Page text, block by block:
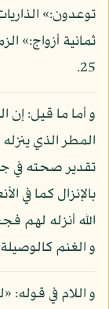
25.
و أما ما قيل: إن
المطر الذي
تقدير صحته في
بالإنزال كما في
الله أنزله لهم
و الغنم
و اللام في قوله: